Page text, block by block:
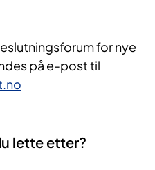
for nye
på e-post til
lette etter?